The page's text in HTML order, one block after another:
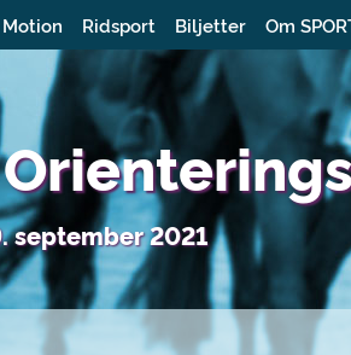
Motion Ridsport Biljetter Om
september 2021